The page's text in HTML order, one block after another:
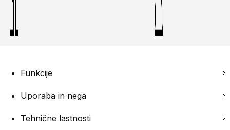
Funkcije
Uporaba in nega
Tehnične lastnosti